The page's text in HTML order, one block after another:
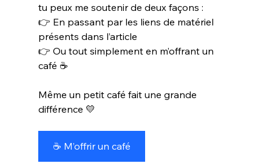
tu peux me soutenir de deux façons :
👉 En passant par les liens de matériel
présents dans l’article
👉 Ou tout simplement en m’offrant un
café ☕
Même un petit café fait une grande
différence 💛
☕ M’offrir un café